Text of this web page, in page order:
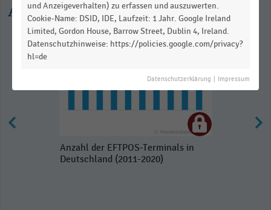
Ausgewählte Statistiken
Anzahl der EFTPOS-Terminals in
Deutschland (2011-2020)
und Anzeigeverhalten) zu erfassen und auszuwerten.
Cookie-Name: DSID, IDE, Laufzeit: 1 Jahr. Google Ireland
Limited, Gordon House, Barrow Street, Dublin 4, Ireland.
Datenschutzhinweise: https://policies.google.com/privacy?
hl=de
Datenschutzerklärung Impressum